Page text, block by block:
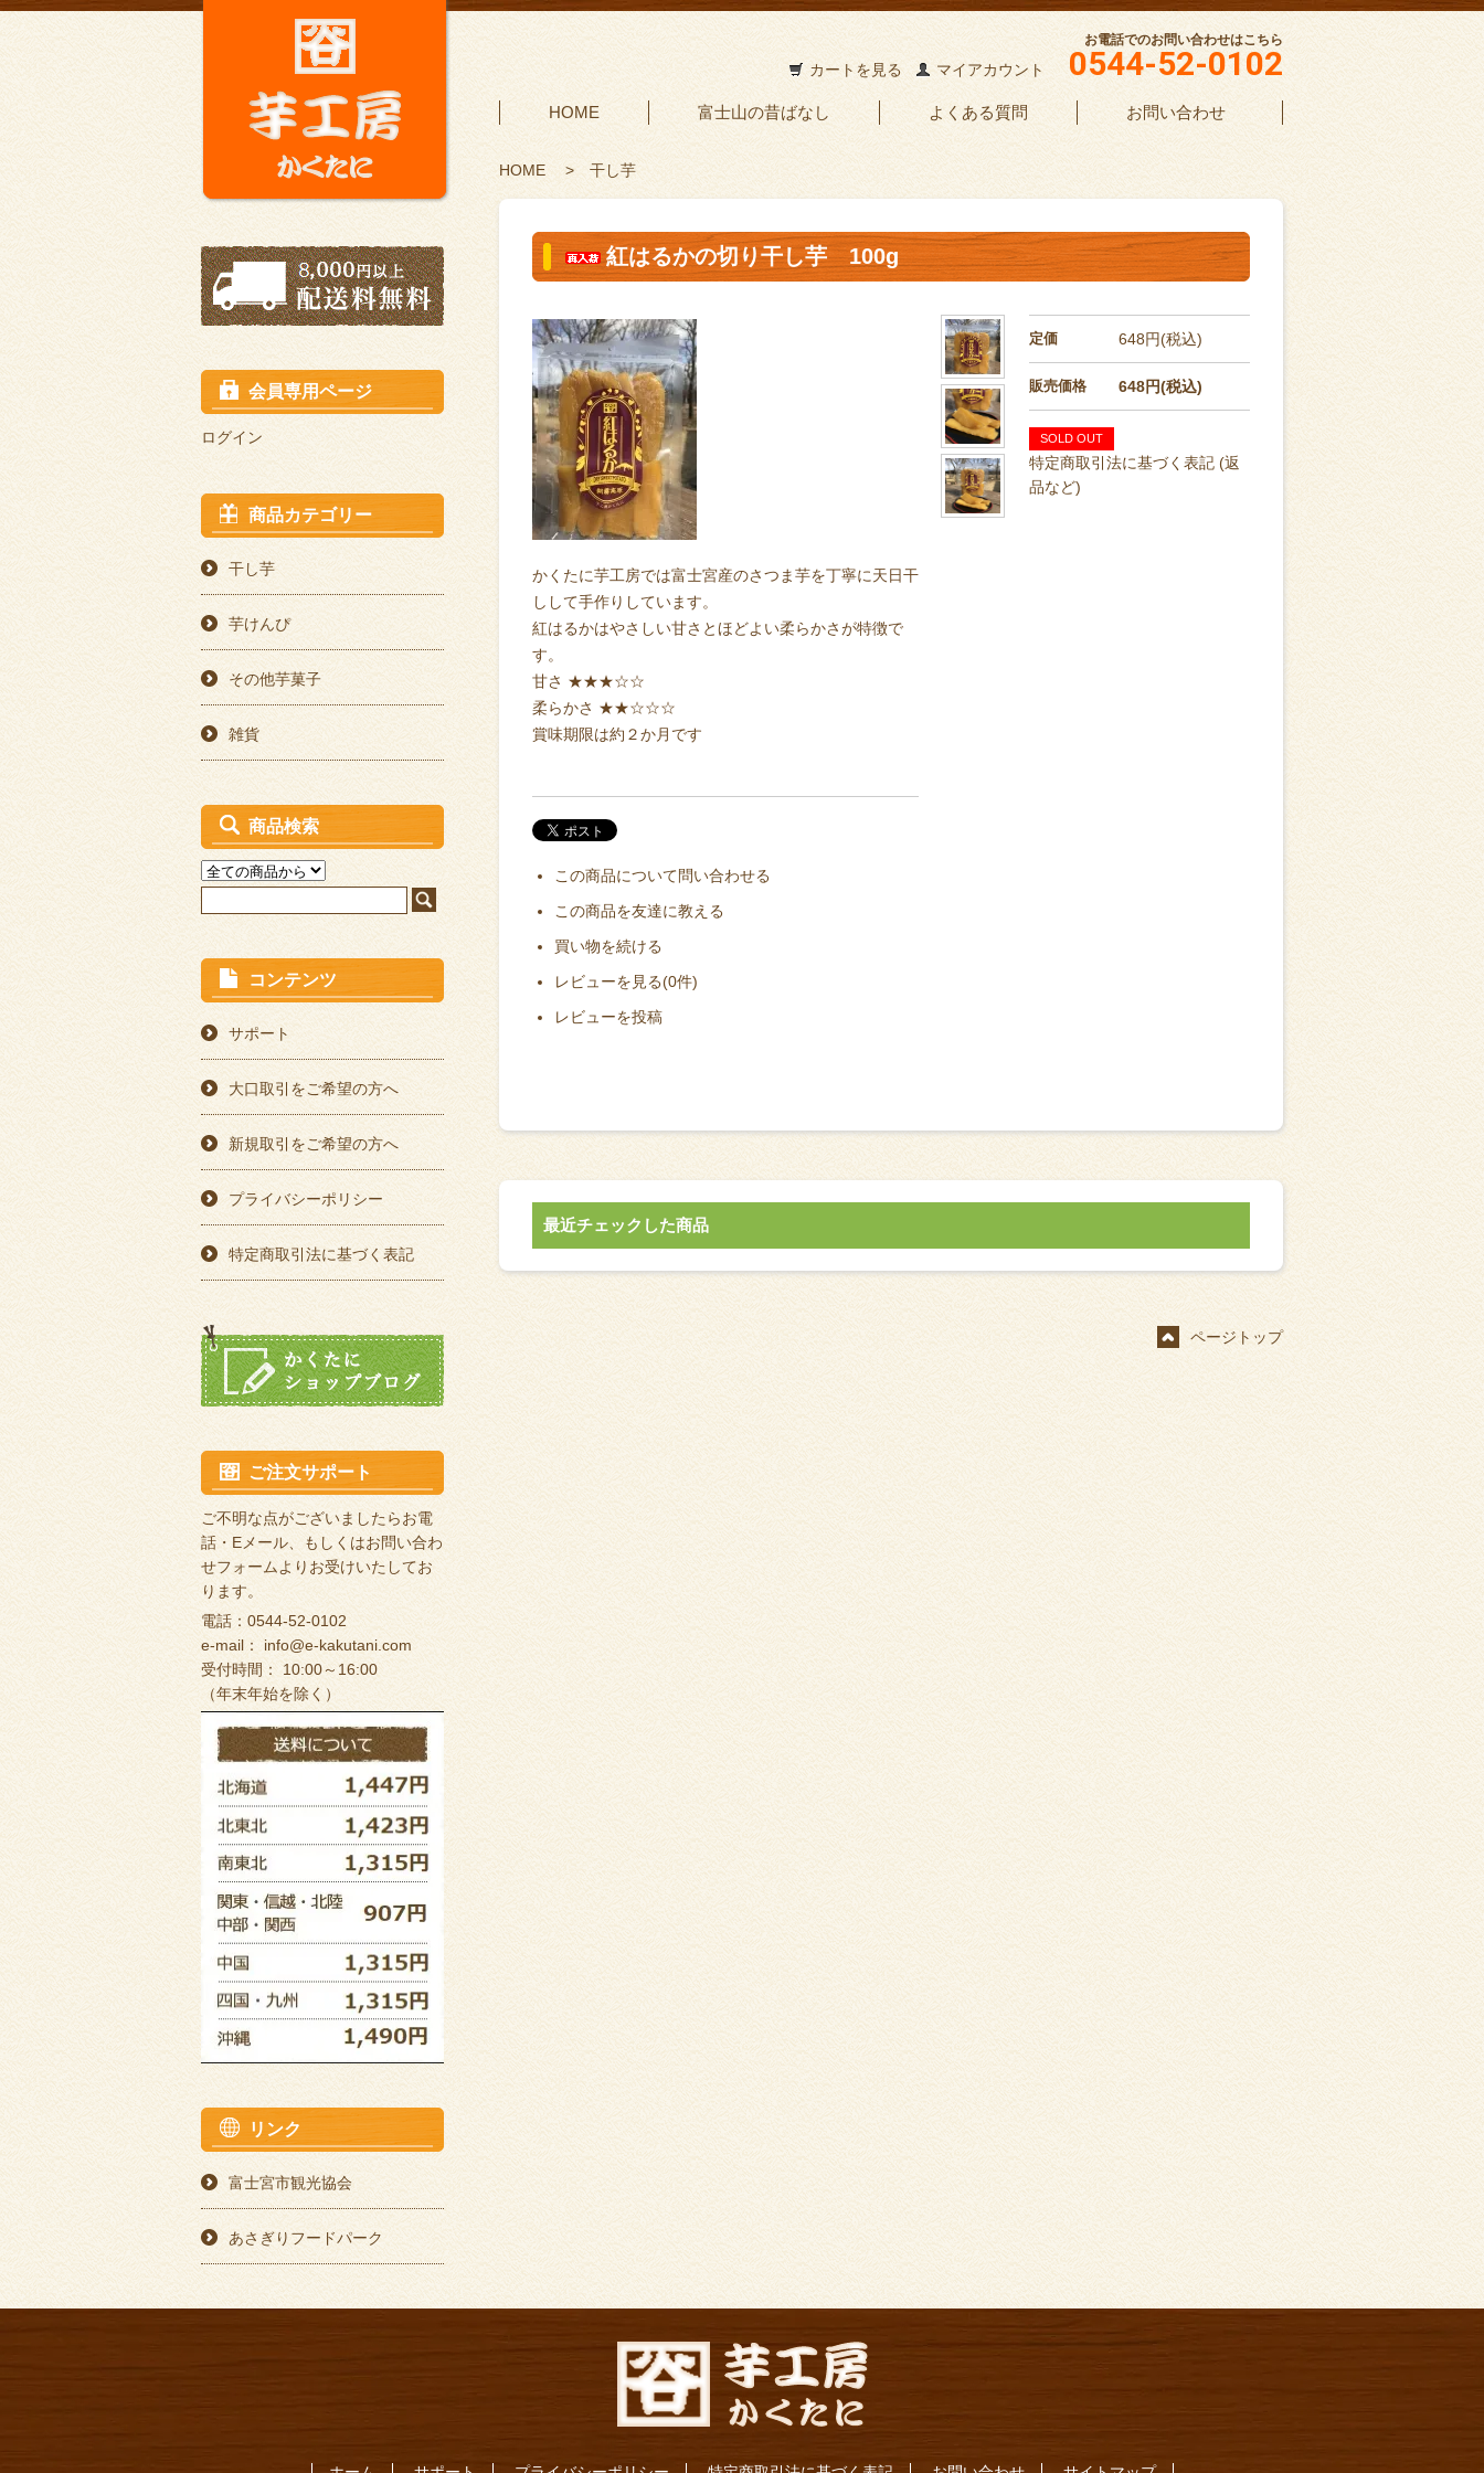
お電話でのお問い合わせはこちら
0544-52-0102
カートを見る マイアカウント
HOME 富士山の昔ばなし よくある質問 お問い合わせ
HOME > 干し芋
紅はるかの切り干し芋 100g
定価 648円(税込)
販売価格 648円(税込)
SOLD OUT
特定商取引法に基づく表記 (返
品など)
かくたに芋工房では富士宮産のさつま芋を丁寧に天日干
しして手作りしています。
紅はるかはやさしい甘さとほどよい柔らかさが特徴で
す。
甘さ ★★★☆☆
柔らかさ ★★☆☆☆
賞味期限は約２か月です
この商品について問い合わせる
この商品を友達に教える
買い物を続ける
レビューを見る(0件)
レビューを投稿
最近チェックした商品
ページトップ
会員専用ページ
ログイン
商品カテゴリー
干し芋
芋けんぴ
その他芋菓子
雑貨
商品検索
コンテンツ
サポート
大口取引をご希望の方へ
新規取引をご希望の方へ
プライバシーポリシー
特定商取引法に基づく表記
ご注文サポート
ご不明な点がございましたらお電
話・Eメール、もしくはお問い合わ
せフォーム よりお受けいたしてお
ります。
電話：0544-52-0102
e-mail： info@e-kakutani.com
受付時間： 10:00～16:00
（年末年始を除く）
リンク
富士宮市観光協会
あさぎりフードパーク